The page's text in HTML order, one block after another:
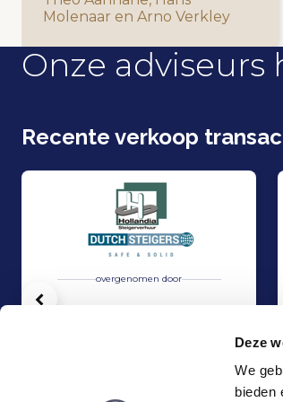
Deze
We
bieden
Molenaar en Arno Verkley
Onze adviseurs
Recente verkoop
overgenomen door
Vorige